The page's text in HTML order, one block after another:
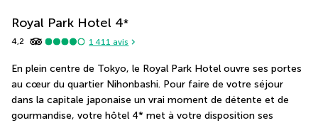
Royal Park Hotel 4*
4,2 1 411 avis
En plein centre de Tokyo, le Royal Park Hotel ouvre ses portes
au cœur du quartier Nihonbashi. Pour faire de votre séjour
dans la capitale japonaise un vrai moment de détente et de
gourmandise, votre hôtel 4* met à votre disposition ses